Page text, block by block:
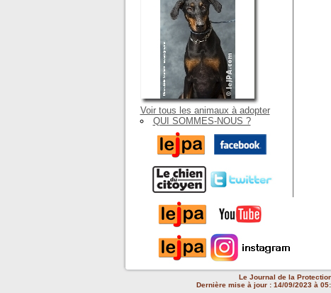
Voir tous les animaux à adopter
QUI SOMMES-NOUS ?
Le Journal de la
Dernière mise à jour : 14/09/2023 à